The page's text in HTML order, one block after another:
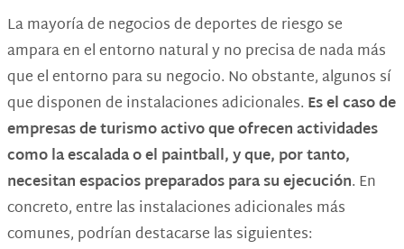
La mayoría de negocios de deportes de riesgo se
ampara en el entorno natural y no precisa de nada más
que el entorno para su negocio. No obstante, algunos sí
que disponen de instalaciones adicionales. Es el caso de
empresas de turismo activo que ofrecen actividades
como la escalada o el paintball, y que, por tanto,
necesitan espacios preparados para su ejecución. En
concreto, entre las instalaciones adicionales más
comunes, podrían destacarse las siguientes: